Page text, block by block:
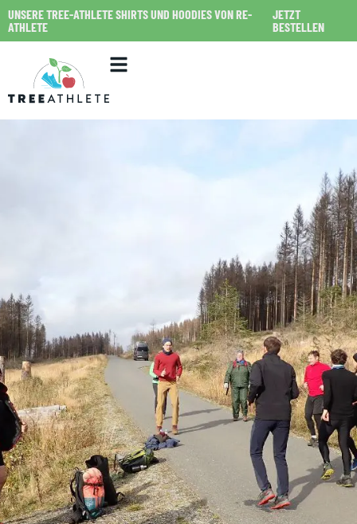
UNSERE TREE-ATHLETE SHIRTS UND HOODIES VON RE-
ATHLETE
JETZT
BESTELLEN